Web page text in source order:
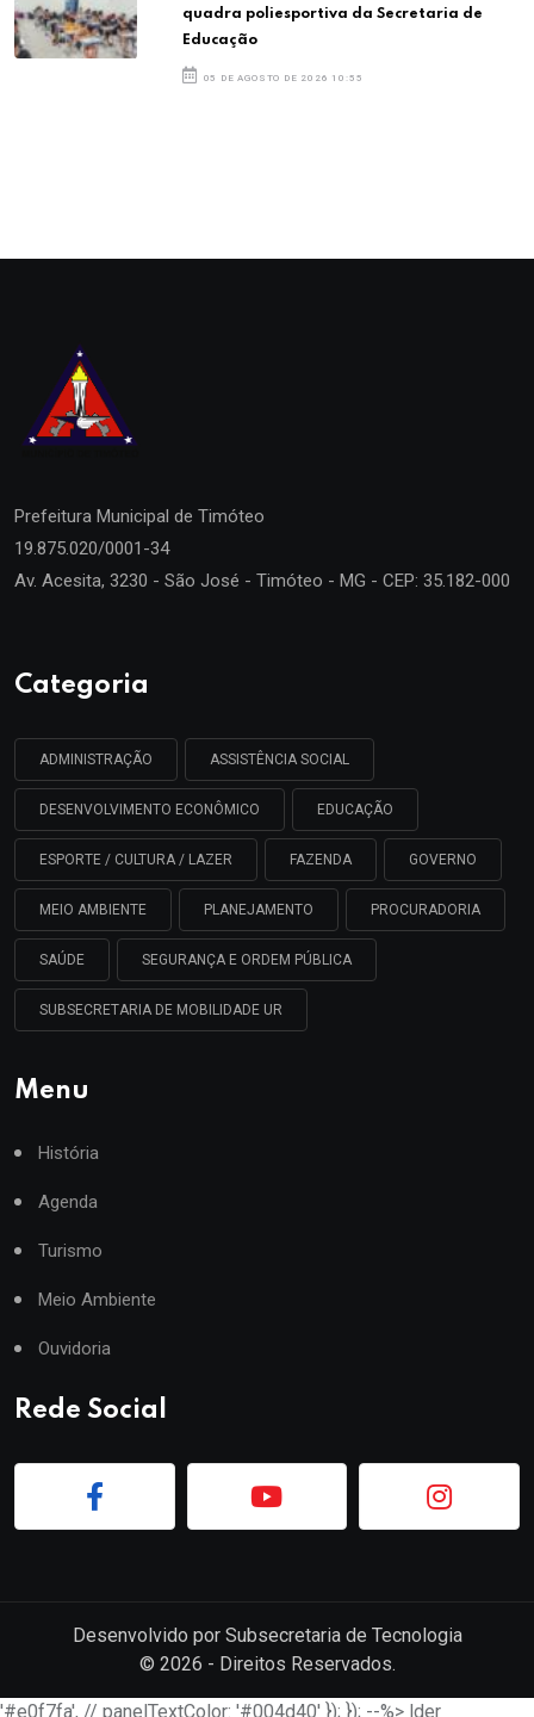
quadra poliesportiva da Secretaria de
Educação
05 DE AGOSTO DE 2026 10:55
Prefeitura Municipal de Timóteo
19.875.020/0001-34
Av. Acesita, 3230 - São José - Timóteo - MG - CEP: 35.182-000
Categoria
ADMINISTRAÇÃO ASSISTÊNCIA SOCIAL
DESENVOLVIMENTO ECONÔMICO EDUCAÇÃO
ESPORTE / CULTURA / LAZER FAZENDA GOVERNO
MEIO AMBIENTE PLANEJAMENTO PROCURADORIA
SAÚDE SEGURANÇA E ORDEM PÚBLICA
SUBSECRETARIA DE MOBILIDADE UR
Menu
História
Agenda
Turismo
Meio Ambiente
Ouvidoria
Rede Social
Desenvolvido por Subsecretaria de Tecnologia
© 2026 - Direitos Reservados.
'#e0f7fa', // panelTextColor: '#004d40' }); }); --%> lder